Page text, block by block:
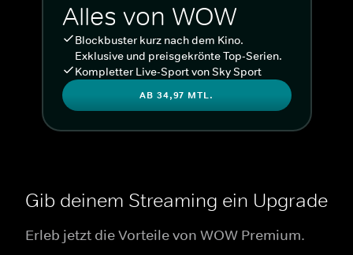
Alles von WOW
Blockbuster kurz nach dem Kino.
Exklusive und preisgekrönte Top-Serien.
Kompletter Live-Sport von Sky Sport
AB 34,97 MTL.
Gib deinem Streaming ein Upgrade
Erleb jetzt die Vorteile von WOW Premium.